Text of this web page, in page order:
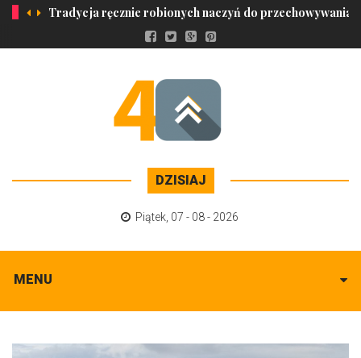
Tradycja ręcznie robionych naczyń do przechowywania
DZISIAJ
Piątek 07 - 08 - 2026
MENU